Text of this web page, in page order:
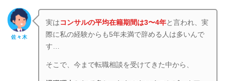
佐々木
実は コンサルの平均在籍期間は3〜4年と言われ、実
際に私の経験からも5年未満で辞める人は多いんで
す…
そこで、今まで転職相談を受けてきた中から、